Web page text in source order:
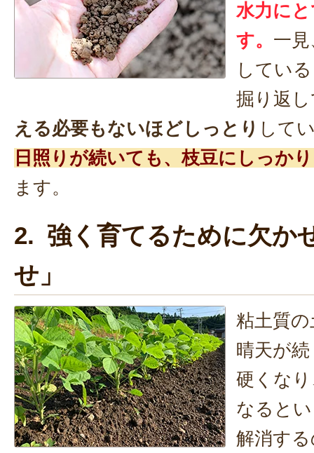
水力に
す。 一
してい
掘り返
える必要もないほどしっとり して
日照りが続いても、枝豆にしっか
ます。
2. 強く育てるために欠か
せ」
粘土質
晴天が
硬くな
なると
解消す